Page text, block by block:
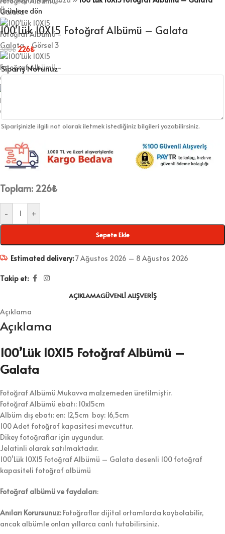
Ürünlere dön
100’Lük 10X15 Fotoğraf Albümü – Galata
300₺226₺
Sipariş Notunuz
Siparişinizle ilgili not olarak iletmek istediğiniz bilgileri yazabilirsiniz.
Toplam: 226₺
- +
Sepete Ekle
Estimated delivery:7 Ağustos 2026 – 8 Ağustos 2026
Takip et:
AÇIKLAMAGÜVENLI ALIŞVERIŞ
Açıklama
Açıklama
100’Lük 10X15 Fotoğraf Albümü –
Galata
Fotoğraf Albümü Mukavva malzemeden üretilmiştir.
Fotoğraf Albümü ebatı: 10x15cm
Albüm dış ebatı: en: 12,5cm boy: 16,5cm
100 Adet fotoğraf kapasitesi mevcuttur.
Dikey fotoğraflar için uygundur.
Jelatinli olarak satılmaktadır.
100’Lük 10X15 Fotoğraf Albümü – Galata desenli 100 fotoğraf
kapasiteli fotoğraf albümü
Fotoğraf albümü ve faydaları:
Anıları Korursunuz: Fotoğraflar dijital ortamlarda kaybolabilir,
ancak albümle onları yıllarca canlı tutabilirsiniz.